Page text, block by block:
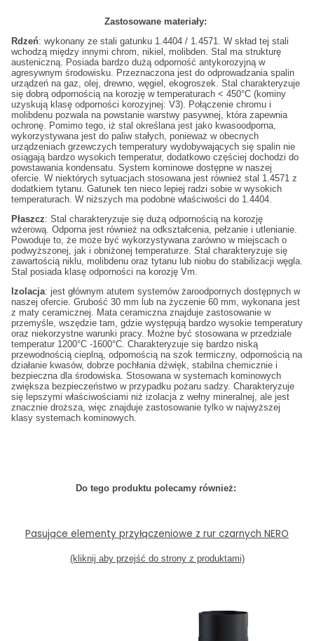
Zastosowane materiały:
Rdzeń: wykonany ze stali gatunku 1.4404 / 1.4571. W skład tej stali
wchodzą między innymi chrom, nikiel, molibden. Stal ma strukturę
austeniczną. Posiada bardzo dużą odporność antykorozyjną w
agresywnym środowisku. Przeznaczona jest do odprowadzania spalin
urządzeń na gaz, olej, drewno, węgiel, ekogroszek. Stal charakteryzuje
się dobrą odpornością na korozję w temperaturach < 450°C (kominy
uzyskują klasę odporności korozyjnej: V3). Połączenie chromu i
molibdenu pozwala na powstanie warstwy pasywnej, która zapewnia
ochronę. Pomimo tego, iż stal określana jest jako kwasoodporna,
wykorzystywana jest do paliw stałych, ponieważ w obecnych
urządzeniach grzewczych temperatury wydobywających się spalin nie
osiągają bardzo wysokich temperatur, dodatkowo częściej dochodzi do
powstawania kondensatu. System kominowe dostępne w naszej
ofercie. W niektórych sytuacjach stosowana jest również stal 1.4571 z
dodatkiem tytanu. Gatunek ten nieco lepiej radzi sobie w wysokich
temperaturach. W niższych ma podobne właściwości do 1.4404.
Płaszcz: Stal charakteryzuje się dużą odpornością na korozję
wżerową. Odporna jest również na odkształcenia, pełzanie i utlenianie.
Powoduje to, że może być wykorzystywana zarówno w miejscach o
podwyższonej, jak i obniżonej temperaturze. Stal charakteryzuje się
zawartością niklu, molibdenu oraz tytanu lub niobu do stabilizacji węgla.
Stal posiada klasę odporności na korozję Vm.
Izolacja: jest głównym atutem systemów żaroodpornych dostępnych w
naszej ofercie. Grubość 30 mm lub na życzenie 60 mm, wykonana jest
z maty ceramicznej. Mata ceramiczna znajduje zastosowanie w
przemyśle, wszędzie tam, gdzie występują bardzo wysokie temperatury
oraz niekorzystne warunki pracy. Możne być stosowana w przedziale
temperatur 1200°C -1600°C. Charakteryzuje się bardzo niską
przewodnością cieplną, odpornością na szok termiczny, odpornością na
działanie kwasów, dobrze pochłania dźwięk, stabilna chemicznie i
bezpieczna dla środowiska. Stosowana w systemach kominowych
zwiększa bezpieczeństwo w przypadku pożaru sadzy. Charakteryzuje
się lepszymi właściwościami niż izolacja z wełny mineralnej, ale jest
znacznie droższa, więc znajduje zastosowanie tylko w najwyższej
klasy systemach kominowych.
Do tego produktu polecamy również:
Pasujące elementy przyłączeniowe z rur czarnych NERO
(kliknij aby przejść do strony z produktami)